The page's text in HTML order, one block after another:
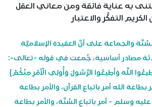
به عناية فائقة ومن معاني العقل
التفكُّر والاعتبار
والجماعة على أنَّ العقيدة الإسلاميَّة
مصادر أساسية، جُمعت في قوله -تعالى-:
اللَّهَ وَأَطِيعُوا الرَّسُولَ وَأُولِي الْأَمْرِ مِنْكُمْ}
فالأمر بطاعة الله أمر باتباع القرآن، والأمر بطاعة
وسلم - أمر باتباع السُنَّة، والأمر بطاعة